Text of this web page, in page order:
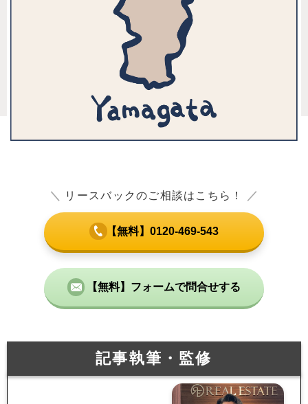
＼ リースバックのご相談はこちら！ ／
【無料】0120-469-543
【無料】フォームで問合せする
記事執筆・監修